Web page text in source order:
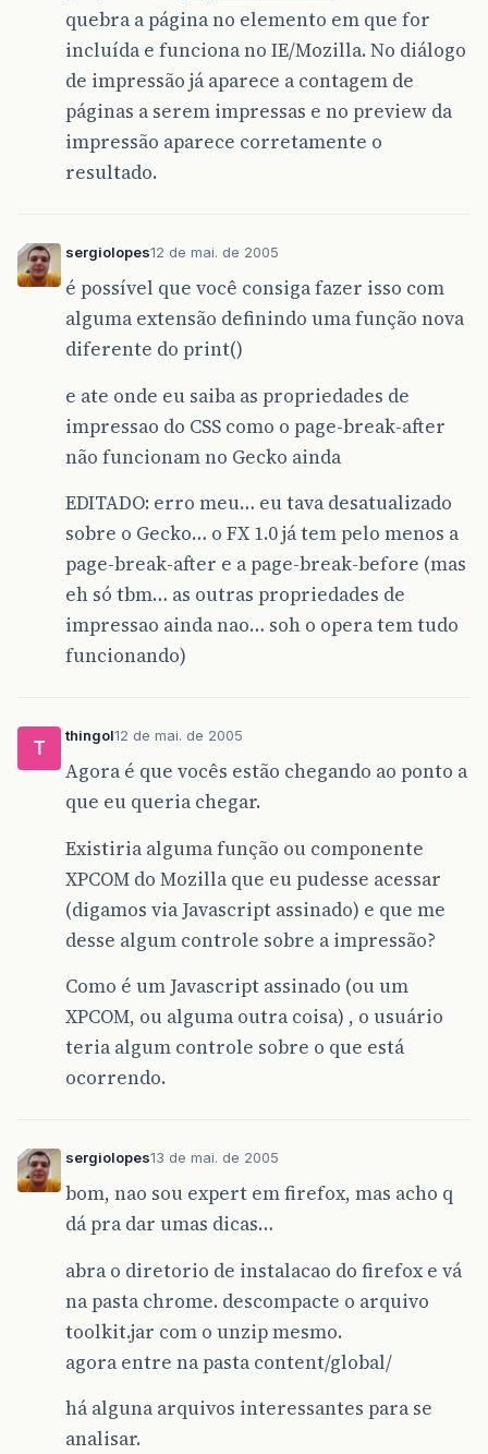
quebra a página no elemento em que for
incluída e funciona no IE/Mozilla. No diálogo
de impressão já aparece a contagem de
páginas a serem impressas e no preview da
impressão aparece corretamente o
resultado.
sergiolopes12 de mai. de 2005
é possível que você consiga fazer isso com
alguma extensão definindo uma função nova
diferente do print()
e ate onde eu saiba as propriedades de
impressao do CSS como o page-break-after
não funcionam no Gecko ainda
EDITADO: erro meu… eu tava desatualizado
sobre o Gecko… o FX 1.0 já tem pelo menos a
page-break-after e a page-break-before (mas
eh só tbm… as outras propriedades de
impressao ainda nao… soh o opera tem tudo
funcionando)
T
thingol12 de mai. de 2005
Agora é que vocês estão chegando ao ponto a
que eu queria chegar.
Existiria alguma função ou componente
XPCOM do Mozilla que eu pudesse acessar
(digamos via Javascript assinado) e que me
desse algum controle sobre a impressão?
Como é um Javascript assinado (ou um
XPCOM, ou alguma outra coisa) , o usuário
teria algum controle sobre o que está
ocorrendo.
sergiolopes13 de mai. de 2005
bom, nao sou expert em firefox, mas acho q
dá pra dar umas dicas…
abra o diretorio de instalacao do firefox e vá
na pasta chrome. descompacte o arquivo
toolkit.jar com o unzip mesmo.
agora entre na pasta content/global/
há alguna arquivos interessantes para se
analisar.